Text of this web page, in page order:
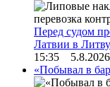
Перед судом
Латвии в
15:35 5.8.2026
«Побывал в